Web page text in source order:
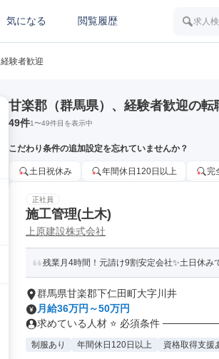
気になる 閲覧履歴 求人
経験者歓迎
甘楽郡（群馬県）、経験者歓迎の転
49件1〜49件目を表示中
こだわり条件の追加設定を忘れていませんか？
土日祝休み 年間休日120日以上 完
正社員
施工管理(土木)
上原建設株式会社
残業月4時間！元請け9割安定会社✨土日休み
群馬県甘楽郡下仁田町大字川井
月給36万円～50万円
求めている人材 ⭐ 必須条件
制服あり 年間休日120日以上 資格取得支援